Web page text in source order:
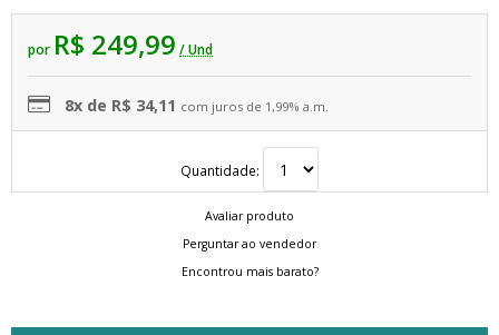
por R$ 249,99 / Und
8x de R$ 34,11 com juros de 1,99% a.m.
Quantidade:
Avaliar produto
Perguntar ao vendedor
Encontrou mais barato?